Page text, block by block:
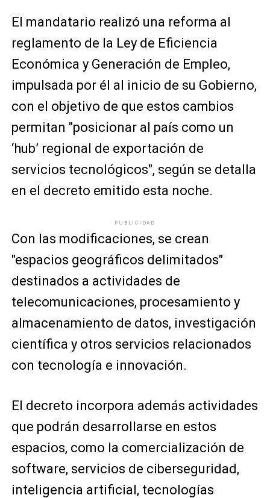
El mandatario realizó una reforma al
reglamento de la Ley de Eficiencia
Económica y Generación de Empleo,
impulsada por él al inicio de su Gobierno,
con el objetivo de que estos cambios
permitan "posicionar al país como un
‘hub’ regional de exportación de
servicios tecnológicos", según se detalla
en el decreto emitido esta noche.
PUBLICIDAD
Con las modificaciones, se crean
"espacios geográficos delimitados"
destinados a actividades de
telecomunicaciones, procesamiento y
almacenamiento de datos, investigación
científica y otros servicios relacionados
con tecnología e innovación.
El decreto incorpora además actividades
que podrán desarrollarse en estos
espacios, como la comercialización de
software, servicios de ciberseguridad,
inteligencia artificial, tecnologías